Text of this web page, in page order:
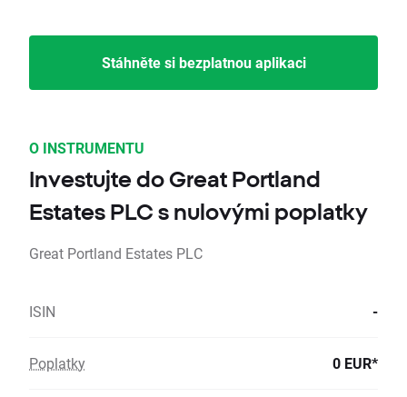
Stáhněte si bezplatnou aplikaci
O INSTRUMENTU
Investujte do Great Portland
Estates PLC s nulovými poplatky
Great Portland Estates PLC
ISIN -
Poplatky 0 EUR*